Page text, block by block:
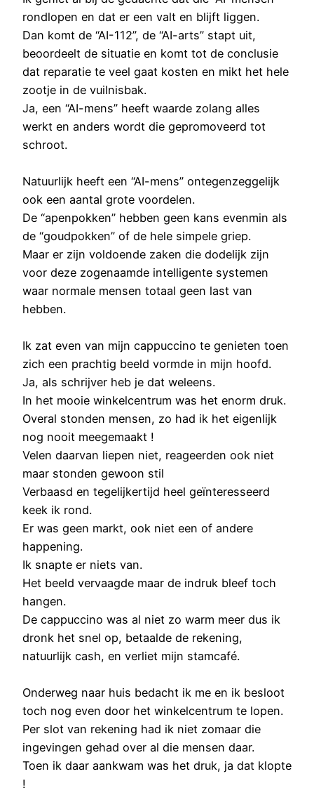
rondlopen en dat er een valt en blijft liggen.
Dan komt de “AI-112”, de “AI-arts” stapt uit,
beoordeelt de situatie en komt tot de conclusie
dat reparatie te veel gaat kosten en mikt het hele
zootje in de vuilnisbak.
Ja, een “AI-mens” heeft waarde zolang alles
werkt en anders wordt die gepromoveerd tot
schroot.
Natuurlijk heeft een “AI-mens” ontegenzeggelijk
ook een aantal grote voordelen.
De “apenpokken” hebben geen kans evenmin als
de “goudpokken” of de hele simpele griep.
Maar er zijn voldoende zaken die dodelijk zijn
voor deze zogenaamde intelligente systemen
waar normale mensen totaal geen last van
hebben.
Ik zat even van mijn cappuccino te genieten toen
zich een prachtig beeld vormde in mijn hoofd.
Ja, als schrijver heb je dat weleens.
In het mooie winkelcentrum was het enorm druk.
Overal stonden mensen, zo had ik het eigenlijk
nog nooit meegemaakt !
Velen daarvan liepen niet, reageerden ook niet
maar stonden gewoon stil
Verbaasd en tegelijkertijd heel geïnteresseerd
keek ik rond.
Er was geen markt, ook niet een of andere
happening.
Ik snapte er niets van.
Het beeld vervaagde maar de indruk bleef toch
hangen.
De cappuccino was al niet zo warm meer dus ik
dronk het snel op, betaalde de rekening,
natuurlijk cash, en verliet mijn stamcafé.
Onderweg naar huis bedacht ik me en ik besloot
toch nog even door het winkelcentrum te lopen.
Per slot van rekening had ik niet zomaar die
ingevingen gehad over al die mensen daar.
Toen ik daar aankwam was het druk, ja dat klopte
!